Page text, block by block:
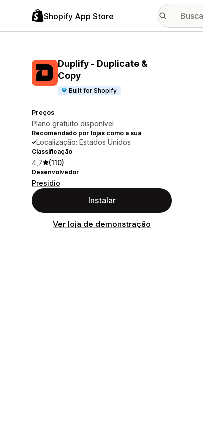
Shopify App Store
Duplify ‑ Duplicate &
Copy
Built for Shopify
Preços
Plano gratuito disponível
Recomendado por lojas como a sua
Localização: Estados Unidos
Classificação
4,7 (110)
Desenvolvedor
Presidio
Instalar
Ver loja de demonstração